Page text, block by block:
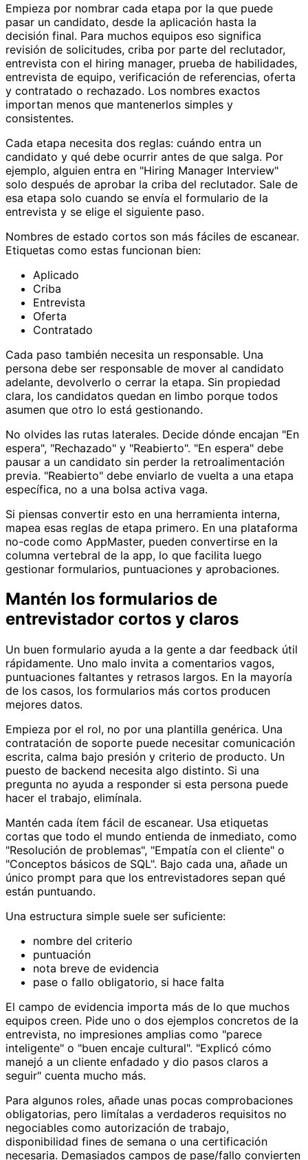
Empieza por nombrar cada etapa por la que puede
pasar un candidato, desde la aplicación hasta la
decisión final. Para muchos equipos eso significa
revisión de solicitudes, criba por parte del reclutador,
entrevista con el hiring manager, prueba de habilidades,
entrevista de equipo, verificación de referencias, oferta
y contratado o rechazado. Los nombres exactos
importan menos que mantenerlos simples y
consistentes.
Cada etapa necesita dos reglas: cuándo entra un
candidato y qué debe ocurrir antes de que salga. Por
ejemplo, alguien entra en "Hiring Manager Interview"
solo después de aprobar la criba del reclutador. Sale de
esa etapa solo cuando se envía el formulario de la
entrevista y se elige el siguiente paso.
Nombres de estado cortos son más fáciles de escanear.
Etiquetas como estas funcionan bien:
Aplicado
Criba
Entrevista
Oferta
Contratado
Cada paso también necesita un responsable. Una
persona debe ser responsable de mover al candidato
adelante, devolverlo o cerrar la etapa. Sin propiedad
clara, los candidatos quedan en limbo porque todos
asumen que otro lo está gestionando.
No olvides las rutas laterales. Decide dónde encajan "En
espera", "Rechazado" y "Reabierto". "En espera" debe
pausar a un candidato sin perder la retroalimentación
previa. "Reabierto" debe enviarlo de vuelta a una etapa
específica, no a una bolsa activa vaga.
Si piensas convertir esto en una herramienta interna,
mapea esas reglas de etapa primero. En una plataforma
no-code como AppMaster, pueden convertirse en la
columna vertebral de la app, lo que facilita luego
gestionar formularios, puntuaciones y aprobaciones.
Mantén los formularios de
entrevistador cortos y claros
Un buen formulario ayuda a la gente a dar feedback útil
rápidamente. Uno malo invita a comentarios vagos,
puntuaciones faltantes y retrasos largos. En la mayoría
de los casos, los formularios más cortos producen
mejores datos.
Empieza por el rol, no por una plantilla genérica. Una
contratación de soporte puede necesitar comunicación
escrita, calma bajo presión y criterio de producto. Un
puesto de backend necesita algo distinto. Si una
pregunta no ayuda a responder si esta persona puede
hacer el trabajo, elimínala.
Mantén cada ítem fácil de escanear. Usa etiquetas
cortas que todo el mundo entienda de inmediato, como
"Resolución de problemas", "Empatía con el cliente" o
"Conceptos básicos de SQL". Bajo cada una, añade un
único prompt para que los entrevistadores sepan qué
están puntuando.
Una estructura simple suele ser suficiente:
nombre del criterio
puntuación
nota breve de evidencia
pase o fallo obligatorio, si hace falta
El campo de evidencia importa más de lo que muchos
equipos creen. Pide uno o dos ejemplos concretos de la
entrevista, no impresiones amplias como "parece
inteligente" o "buen encaje cultural". "Explicó cómo
manejó a un cliente enfadado y dio pasos claros a
seguir" cuenta mucho más.
Para algunos roles, añade unas pocas comprobaciones
obligatorias, pero limítalas a verdaderos requisitos no
negociables como autorización de trabajo,
disponibilidad fines de semana o una certificación
necesaria. Demasiados campos de pase/fallo convierten